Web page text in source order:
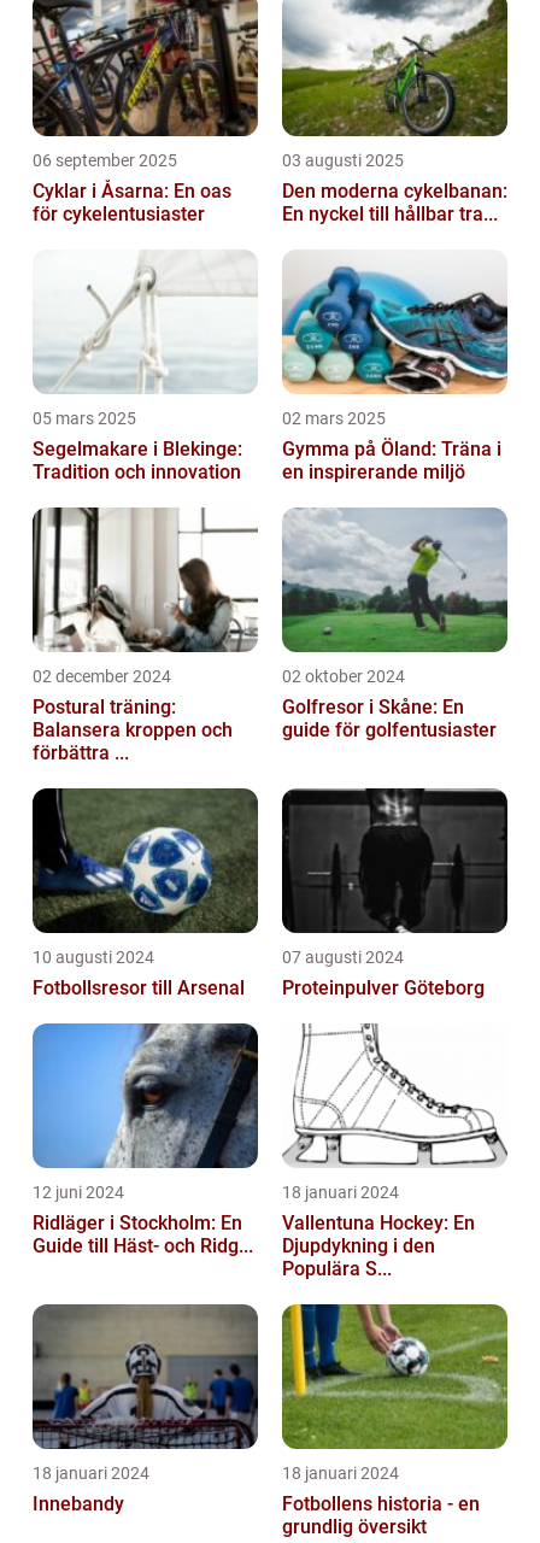
06 september 2025
Cyklar i Åsarna: En oas
för cykelentusiaster
03 augusti 2025
Den moderna cykelbanan:
En nyckel till hållbar tra...
05 mars 2025
Segelmakare i Blekinge:
Tradition och innovation
02 mars 2025
Gymma på Öland: Träna i
en inspirerande miljö
02 december 2024
Postural träning:
Balansera kroppen och
förbättra ...
02 oktober 2024
Golfresor i Skåne: En
guide för golfentusiaster
10 augusti 2024
Fotbollsresor till Arsenal
07 augusti 2024
Proteinpulver Göteborg
12 juni 2024
Ridläger i Stockholm: En
Guide till Häst- och Ridg...
18 januari 2024
Vallentuna Hockey: En
Djupdykning i den
Populära S...
18 januari 2024
Innebandy
18 januari 2024
Fotbollens historia - en
grundlig översikt